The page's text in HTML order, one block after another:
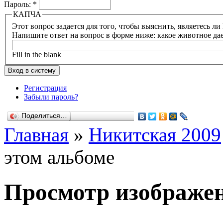
Пароль: *
КАПЧА
Напишите ответ на вопрос в форме ниже: какое животное
Fill in the blank
Регистрация
Забыли пароль?
Поделиться…
Главная » Никитская 2009
этом альбоме
Просмотр